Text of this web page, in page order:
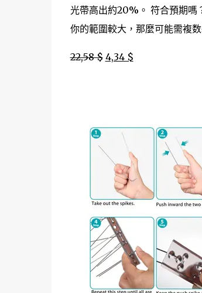
光帶高出約20%。 符合預期嗎
你的範圍較大，那麼可能需複数
22,58 $ 4,34 $